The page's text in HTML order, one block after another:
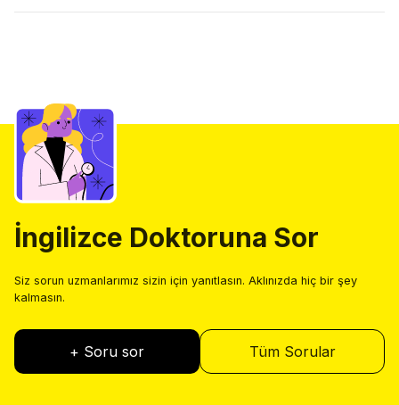
İngilizce Doktoruna Sor
Siz sorun uzmanlarımız sizin için yanıtlasın. Aklınızda hiç bir şey
kalmasın.
+ Soru sor Tüm Sorular